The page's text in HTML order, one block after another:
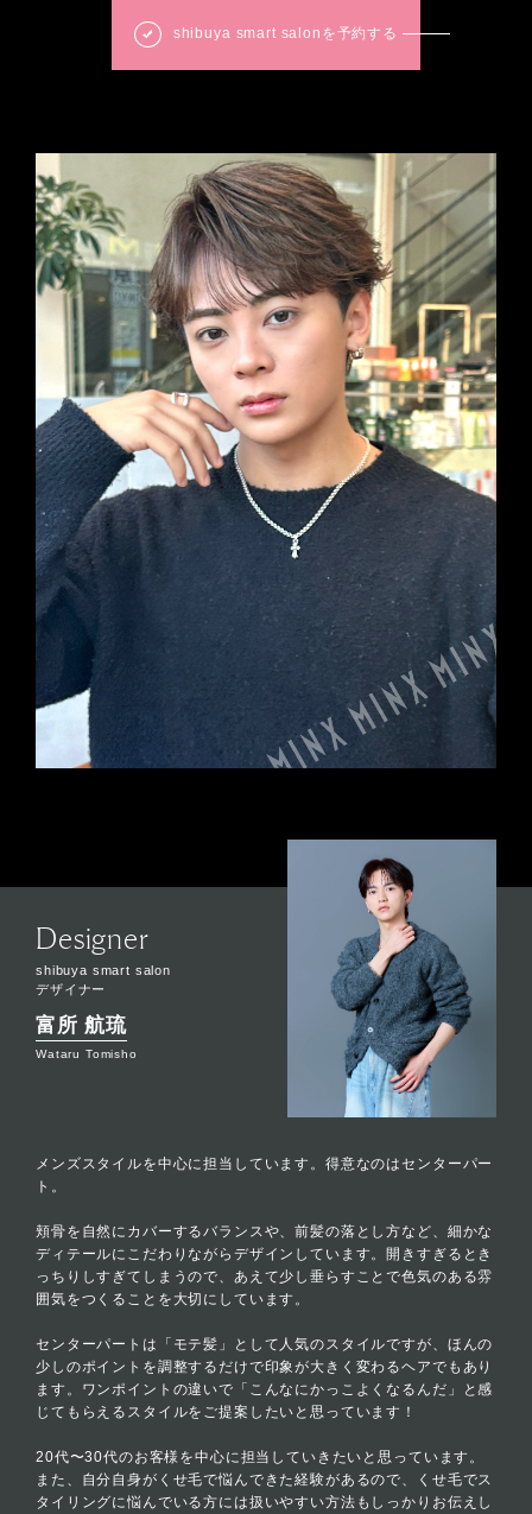
shibuya smart salonを予約する
Designer
shibuya smart salon
デザイナー
富所 航琉
Wataru Tomisho
メンズスタイルを中心に担当しています。得意なのはセンターパー
ト。
頬骨を自然にカバーするバランスや、前髪の落とし方など、細かな
ディテールにこだわりながらデザインしています。開きすぎるとき
っちりしすぎてしまうので、あえて少し垂らすことで色気のある雰
囲気をつくることを大切にしています。
センターパートは「モテ髪」として人気のスタイルですが、ほんの
少しのポイントを調整するだけで印象が大きく変わるヘアでもあり
ます。ワンポイントの違いで「こんなにかっこよくなるんだ」と感
じてもらえるスタイルをご提案したいと思っています！
20代〜30代のお客様を中心に担当していきたいと思っています。
また、自分自身がくせ毛で悩んできた経験があるので、くせ毛でス
タイリングに悩んでいる方には扱いやすい方法もしっかりお伝えし